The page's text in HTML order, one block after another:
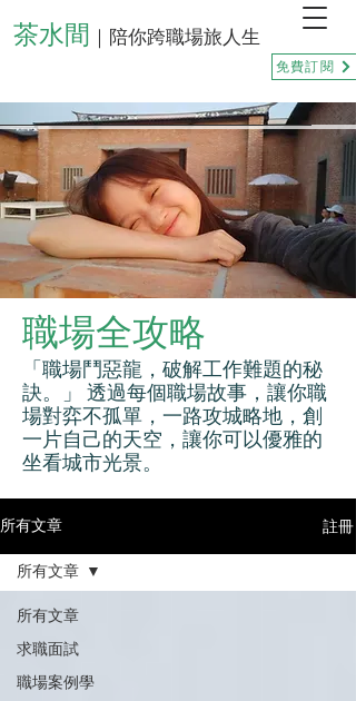
茶水間 ｜陪你跨職場旅人生
免費訂閱
職場全攻略
「職場鬥惡龍，破解工作難題的秘
訣。」 透過每個職場故事，讓你職
場對弈不孤單，一路攻城略地，創
一片自己的天空，讓你可以優雅的
坐看城市光景。
所有文章 註冊
所有文章
求職面試
職場案例學
所有文章